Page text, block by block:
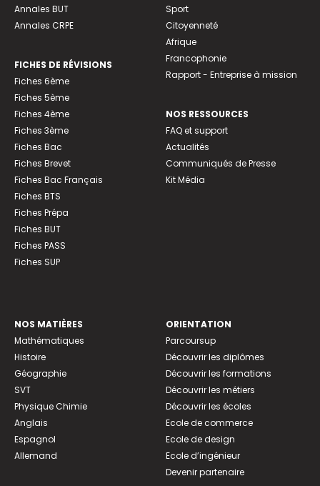
Annales BUT
Annales CRPE
FICHES DE RÉVISIONS
Fiches 6ème
Fiches 5ème
Fiches 4ème
Fiches 3ème
Fiches Bac
Fiches Brevet
Fiches Bac Français
Fiches BTS
Fiches Prépa
Fiches BUT
Fiches PASS
Fiches SUP
Sport
Citoyenneté
Afrique
Francophonie
Rapport - Entreprise à mission
NOS RESSOURCES
FAQ et support
Actualités
Communiqués de Presse
Kit Média
NOS MATIÈRES
Mathématiques
Histoire
Géographie
SVT
Physique Chimie
Anglais
Espagnol
Allemand
ORIENTATION
Parcoursup
Découvrir les diplômes
Découvrir les formations
Découvrir les métiers
Découvrir les écoles
Ecole de commerce
Ecole de design
Ecole d’ingénieur
Devenir partenaire